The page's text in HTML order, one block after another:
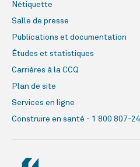
Nétiquette
Salle de presse
Publications et documentation
Études et statistiques
Carrières à la CCQ
Plan de site
Services en ligne
Construire en santé - 1 800 807-